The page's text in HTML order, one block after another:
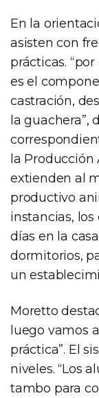
En la
asisten con
prácticas.
es el
castración,
la guachera”,
la Producción
extienden al
productivo
instancias,
días en la
dormitorios,
un
Moretto
luego vamos
práctica”. El
niveles. “Los
tambo para